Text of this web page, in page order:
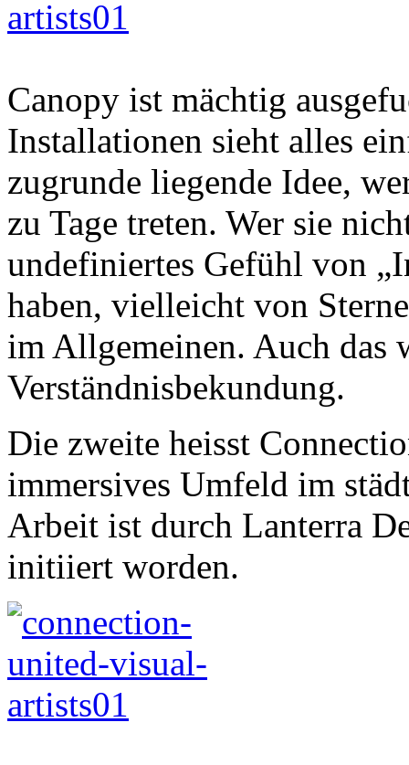
Canopy ist mächtig
Installationen sieht alles
zugrunde liegende Idee,
zu Tage treten. Wer sie
undefiniertes Gefühl von
haben, vielleicht von
im Allgemeinen. Auch das
Verständnisbekundung.
Die zweite heisst
immersives Umfeld im
Arbeit ist durch Lanterra
initiiert worden.